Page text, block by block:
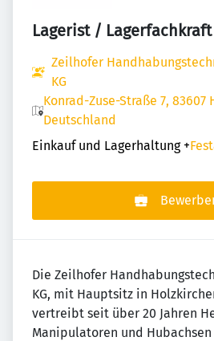
Lagerist /
Zeilhofer
KG
Konrad-Zuse-Straße 7, 83607
Deutschland
Einkauf und Lagerhaltung +
Die Zeilhofer
KG, mit Hauptsitz in
vertreibt seit über 20 Jahren
Manipulatoren und